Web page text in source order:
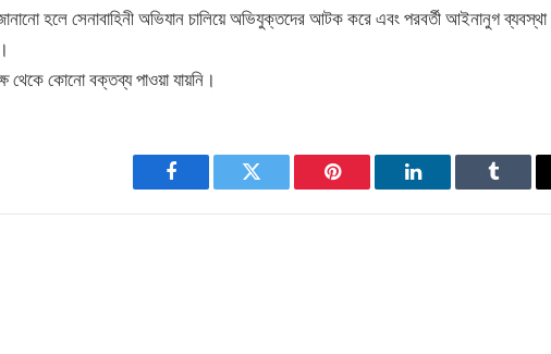
হলে সেনাবাহিনী অভিযান চালিয়ে অভিযুক্তদের আটক করে এবং পরবর্তী আইনানুগ ব্যবস্থা
থেকে কোনো বক্তব্য পাওয়া যায়নি।
Facebook Twitter Pinterest LinkedIn Tumblr